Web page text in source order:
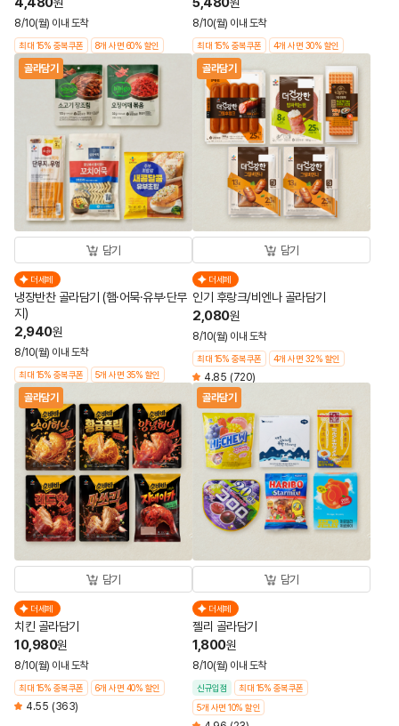
8/10(월) 이내 도착
최대 15% 중복쿠폰 8개 사면 60% 할인
8/10(월) 이내 도착
최대 15% 중복쿠폰 4개 사면 30% 할인
골라담기
담기
더세페
냉장반찬 골라담기 (햄·어묵·유부·단무
지)
2,940원
8/10(월) 이내 도착
최대 15% 중복쿠폰 5개 사면 35% 할인
골라담기
담기
더세페
인기 후랑크/비엔나 골라담기
2,080원
8/10(월) 이내 도착
최대 15% 중복쿠폰 4개 사면 32% 할인
4.85 (720)
골라담기
담기
더세페
치킨 골라담기
10,980원
8/10(월) 이내 도착
최대 15% 중복쿠폰 6개 사면 40% 할인
4.55 (363)
골라담기
담기
더세페
젤리 골라담기
1,800원
8/10(월) 이내 도착
신규입점
최대 15% 중복쿠폰
5개 사면 10% 할인